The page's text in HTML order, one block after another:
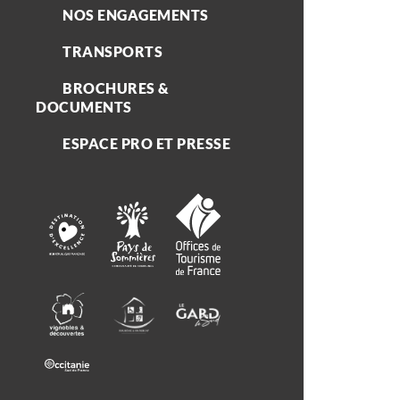
NOS ENGAGEMENTS
TRANSPORTS
BROCHURES &
DOCUMENTS
ESPACE PRO ET PRESSE